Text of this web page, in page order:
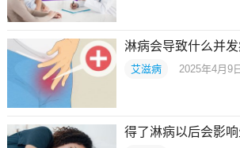
淋病会导致什么并发
艾滋病 2025年4月9
得了淋病以后会影响